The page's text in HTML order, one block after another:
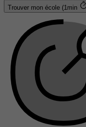
Trouver mon école (1min